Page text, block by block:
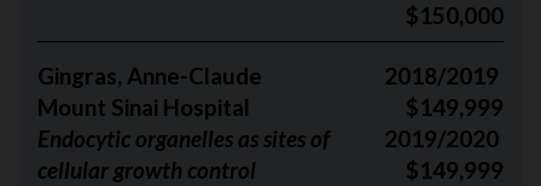
$150,000
Gingras, Anne-Claude
Mount Sinai Hospital
Endocytic organelles as sites of
cellular growth control
2018/2019
$149,999
2019/2020
$149,999